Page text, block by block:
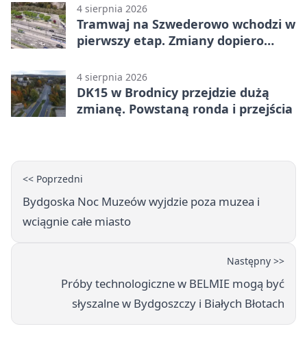
4 sierpnia 2026
Tramwaj na Szwederowo wchodzi w
pierwszy etap. Zmiany dopiero
4 sierpnia 2026
DK15 w Brodnicy przejdzie dużą
zmianę. Powstaną ronda i przejścia
<< Poprzedni
Bydgoska Noc Muzeów wyjdzie poza muzea i
wciągnie całe miasto
Następny >>
Próby technologiczne w BELMIE mogą być
słyszalne w Bydgoszczy i Białych Błotach